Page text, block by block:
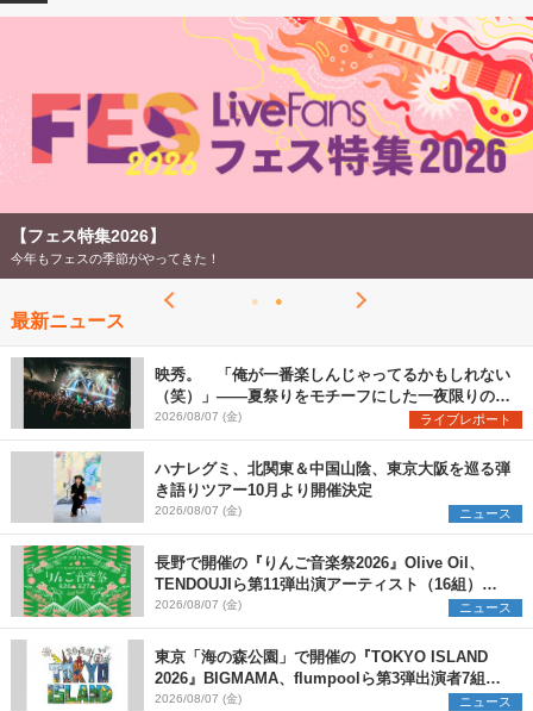
2026
【ライブ動員ランキング】2026年上半期編発表！
【フェス特集2026】
今年もフェスの季節がやってきた！
最新ニュース
映秀。 「俺が一番楽しんじゃってるかもしれない
（笑）」――夏祭りをモチーフにした一夜限りのス
ペシャルライブ『色祭』レポート
2026/08/07 (金) ライブレポート
ハナレグミ、北関東＆中国山陰、東京大阪を巡る弾
き語りツアー10月より開催決定
2026/08/07 (金) ニュース
長野で開催の『りんご音楽祭2026』Olive Oil、
TENDOUJIら第11弾出演アーティスト（16組）を
発表
2026/08/07 (金) ニュース
東京「海の森公園」で開催の『TOKYO ISLAND
2026』BIGMAMA、flumpoolら第3弾出演者7組を
発表 ワークショップ・アート出展者を募集
2026/08/07 (金) ニュース